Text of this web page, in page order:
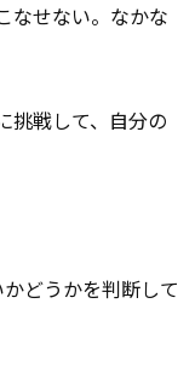
なせない。なかな
挑戦して、自分の
どうかを判断して